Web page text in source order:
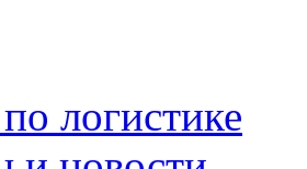
логистике